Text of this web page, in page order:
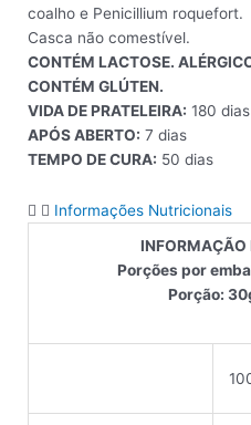
coalho e Penicillium roquefort.
Casca não comestível.
CONTÉM LACTOSE.
CONTÉM GLÚTEN.
VIDA DE PRATELEIRA: 180 dias
APÓS ABERTO: 7 dias
TEMPO DE CURA: 50 dias
Informações Nutricionais
INFORMAÇÃO
Porções por
Porção: